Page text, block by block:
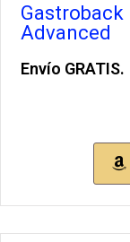
Gastroback
Advanced
Envío GRATIS.